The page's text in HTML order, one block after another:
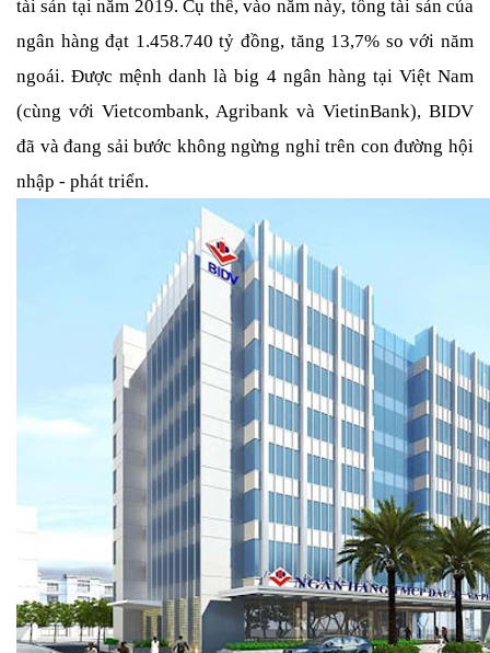
tài sản tại năm 2019. Cụ thể, vào năm này, tổng tài sản của
ngân hàng đạt 1.458.740 tỷ đồng, tăng 13,7% so với năm
ngoái. Được mệnh danh là big 4 ngân hàng tại Việt Nam
(cùng với Vietcombank, Agribank và VietinBank), BIDV
đã và đang sải bước không ngừng nghỉ trên con đường hội
nhập - phát triển.